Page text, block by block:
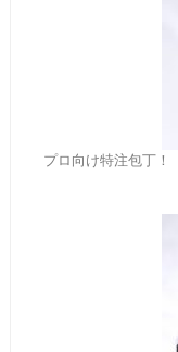
プロ向け特注包丁